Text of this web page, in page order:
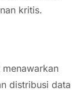
kritis.
distribusi data